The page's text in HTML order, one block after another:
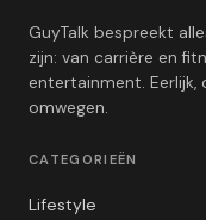
GuyTalk bespreekt
zijn: van carrière en
entertainment.
omwegen.
CATEGORIEËN
Lifestyle